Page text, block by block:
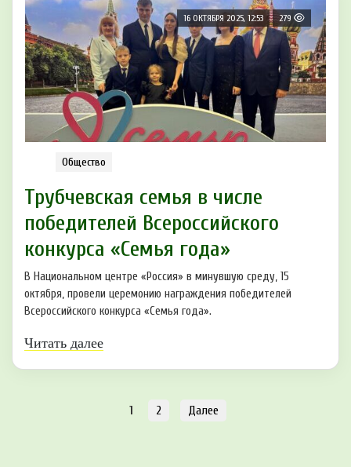
16 ОКТЯБРЯ 2025, 12:53 279
Общество
Трубчевская семья в числе
победителей Всероссийского
конкурса «Семья года»
В Национальном центре «Россия» в минувшую среду, 15
октября, провели церемонию награждения победителей
Всероссийского конкурса «Семья года».
Читать далее
1 2 Далее